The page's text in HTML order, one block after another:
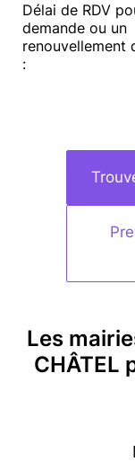
Délai de RDV
demande ou un
renouvellement
:
Les
CHÂTEL